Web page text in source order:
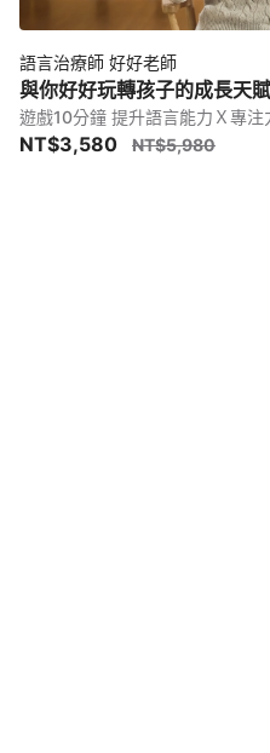
語言治療師 好好老師
與你好好玩轉孩子的成長天
遊戲10分鐘 提升語言能力Ｘ專注
NT$3,580 NT$5,980